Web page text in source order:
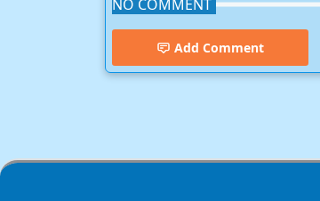
NO COMMENT
Add Comment